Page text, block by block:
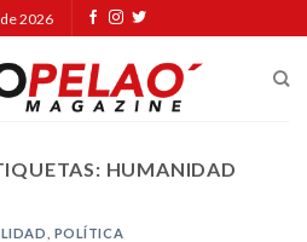
2026
HUMANIDAD
POLÍTICA